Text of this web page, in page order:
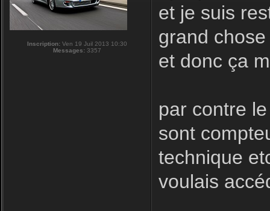
Inscription: Ven 19 Juil 2013 10:30
Messages: 3357
et je suis
grand
et donc ça
par contre
sont
technique
voulais